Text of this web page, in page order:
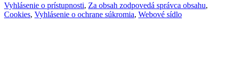
Vyhlásenie o prístupnosti, Za obsah zodpovedá správca obsahu,
Cookies, Vyhlásenie o ochrane súkromia, Webové sídlo